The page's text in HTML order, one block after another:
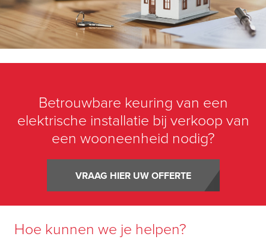
Betrouwbare keuring van een
elektrische installatie bij verkoop van
een wooneenheid nodig?
VRAAG HIER UW OFFERTE
Hoe kunnen we je helpen?